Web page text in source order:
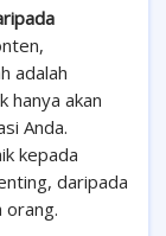
adalah
hanya akan
Anda.
kepada
daripada
orang.